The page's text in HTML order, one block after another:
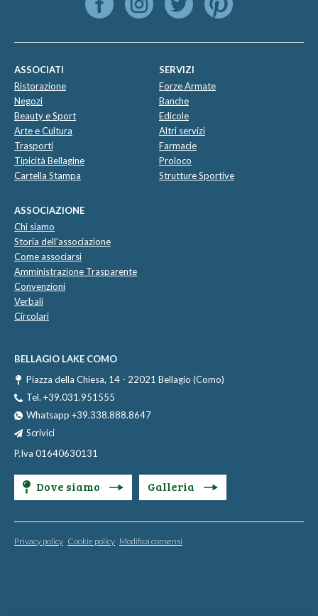
ASSOCIATI
Ristorazione
Negozi
Beauty e Sport
Arte e Cultura
Trasporti
Tipicità Bellagine
Cartella Stampa
SERVIZI
Forze Armate
Banche
Edicole
Altri servizi
Farmacie
Proloco
Strutture Sportive
ASSOCIAZIONE
Chi siamo
Storia dell'associazione
Come associarsi
Amministrazione Trasparente
Convenzioni
Verbali
Circolari
BELLAGIO LAKE COMO
Piazza della Chiesa, 14 - 22021 Bellagio (Como)
Tel. +39.031.951555
Whatsapp +39.338.888.8647
Scrivici
P.Iva 01640630131
Dove siamo Galleria
Privacy policy Cookie policy Modifica consensi